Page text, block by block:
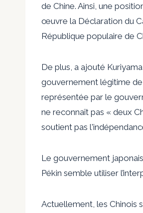
de Chine. Ainsi, une
œuvre la Déclaration du
République populaire de
De plus, a ajouté
gouvernement légitime
représentée par le
ne reconnaît pas « deux
soutient pas
Le gouvernement
Pékin semble utiliser
Actuellement, les Chinois